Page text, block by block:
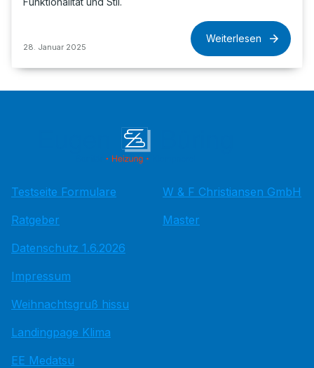
28. Januar 2025
Weiterlesen
Testseite Formulare
Ratgeber
Datenschutz 1.6.2026
Impressum
Weihnachtsgruß hissu
Landingpage Klima
EE Medatsu
W & F Christiansen GmbH
Master